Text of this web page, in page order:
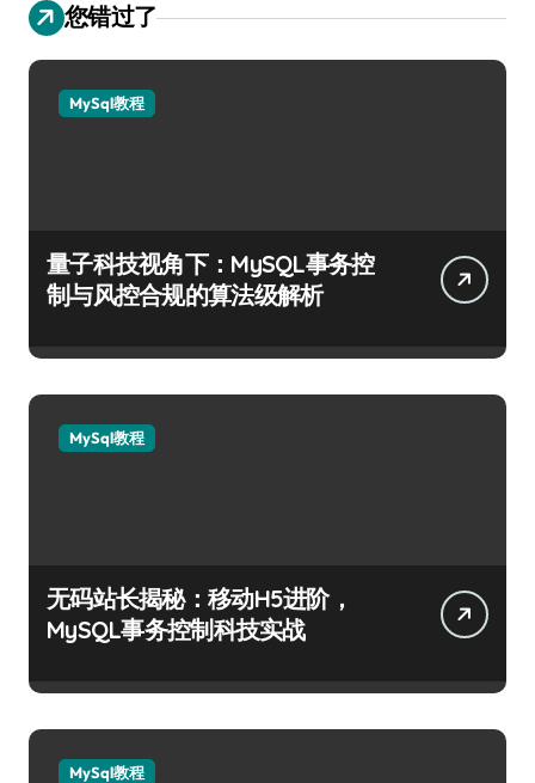
您错过了
MySql教程
量子科技视角下：MySQL事务控
制与风控合规的算法级解析
MySql教程
无码站长揭秘：移动H5进阶，
MySQL事务控制科技实战
MySql教程